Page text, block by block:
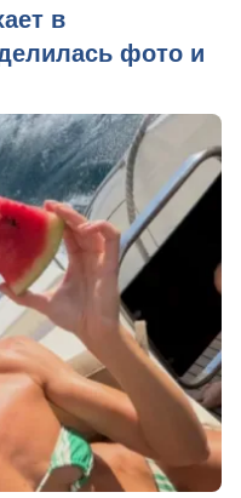
в
фото и